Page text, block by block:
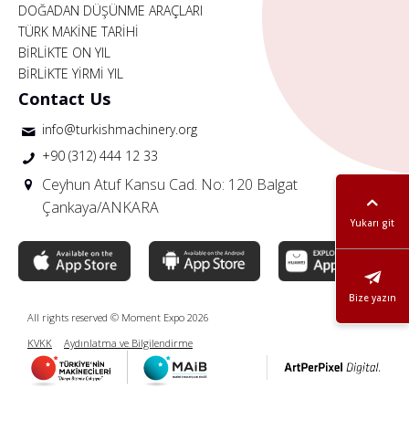
Yukarı git
Bize yazın
DOĞADAN DÜŞÜNME ARAÇLARI
TÜRK MAKİNE TARİHİ
BİRLİKTE ON YIL
BİRLİKTE YİRMİ YIL
Contact Us
info@turkishmachinery.org
+90 (312) 444 12 33
Ceyhun Atuf Kansu Cad. No: 120 Balgat
Çankaya/ANKARA
All rights reserved © Moment Expo 2026
KVKK
Aydınlatma ve Bilgilendirme